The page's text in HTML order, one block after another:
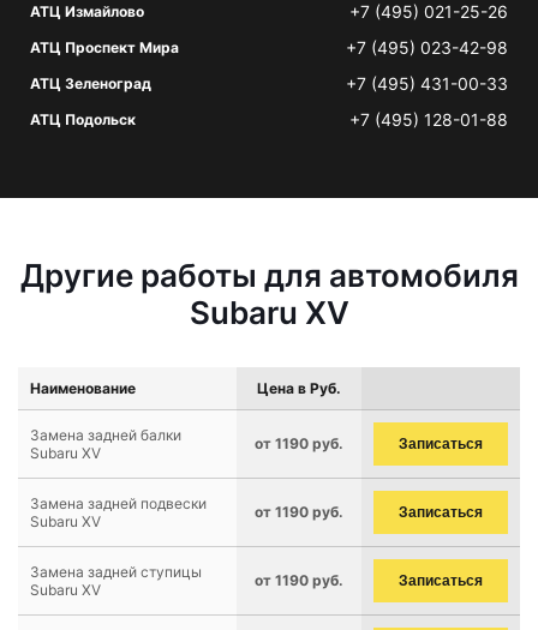
АТЦ Измайлово +7 (495) 021-25-26
АТЦ Проспект Мира +7 (495) 023-42-98
АТЦ Зеленоград +7 (495) 431-00-33
АТЦ Подольск +7 (495) 128-01-88
Другие работы для автомобиля
Subaru XV
Наименование Цена в Руб.
Замена задней балки
Subaru XV
от 1190 руб. Записаться
Замена задней подвески
Subaru XV
от 1190 руб. Записаться
Замена задней ступицы
Subaru XV
от 1190 руб. Записаться